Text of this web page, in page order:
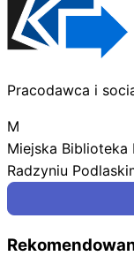
Pracodawca i
M
Miejska Biblioteka
Radzyniu